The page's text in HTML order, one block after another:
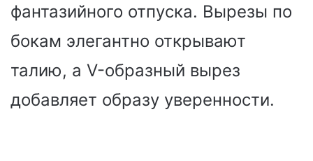
фантазийного отпуска. Вырезы по
бокам элегантно открывают
талию, а V-образный вырез
добавляет образу уверенности.